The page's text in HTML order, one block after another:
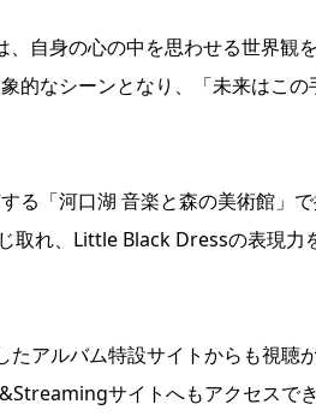
、自身の心の中を思わせる世界観
的なシーンとなり、「未来はこ
る「河口湖 音楽と森の美術館」
取れ、Little Black Dressの表現
たアルバム特設サイトからも視
サイトへもアクセスで